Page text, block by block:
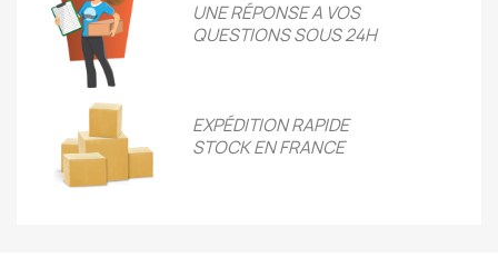
UNE RÉPONSE A VOS
QUESTIONS SOUS 24H
EXPÉDITION RAPIDE
STOCK EN FRANCE